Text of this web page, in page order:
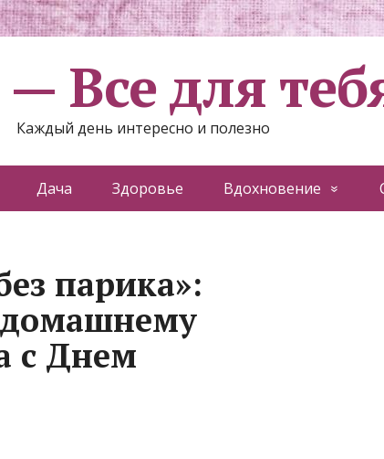
Все для
Каждый день интересно и полезно
Дача Здоровье Вдохновение
парика»:
домашнему
с Днем